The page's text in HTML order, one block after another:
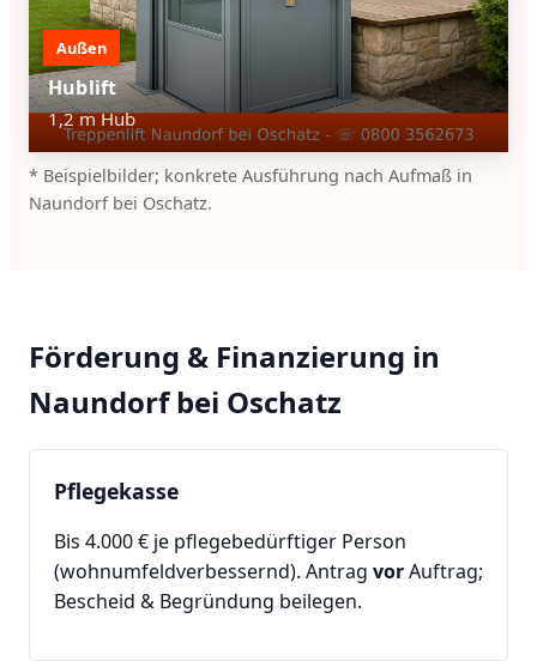
Außen
Hublift
1,2 m Hub
* Beispielbilder; konkrete Ausführung nach Aufmaß in
Naundorf bei Oschatz.
Förderung & Finanzierung in
Naundorf bei Oschatz
Pflegekasse
Bis 4.000 € je pflegebedürftiger Person
(wohnumfeldverbessernd). Antrag vorAuftrag;
Bescheid & Begründung beilegen.